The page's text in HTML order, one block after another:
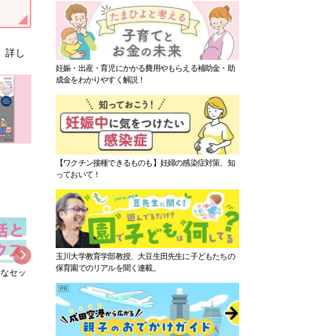
詳し
セッ
妊活は毎日の食事がとても大事！必
要な栄養・食事のまとめ
体質改善施設を探そう〈PR〉
妊娠・出産・育児にかかる費用やもらえる補助金・助
成金をわかりやすく解説！
【ワクチン接種できるものも】妊婦の感染症対策、知
っておいて！
玉川大学教育学部教授、大豆生田先生に子どもたちの
保育園でのリアルを聞く連載。